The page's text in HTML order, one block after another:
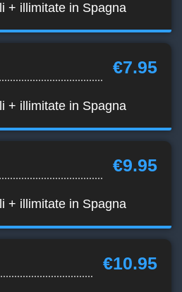
+ illimitate in Spagna
€7.95
+ illimitate in Spagna
€9.95
+ illimitate in Spagna
€10.95